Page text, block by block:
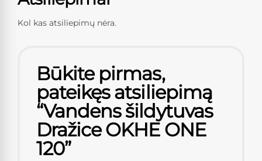
Kol kas atsiliepimų nėra.
Būkite pirmas,
pateikęs atsiliepimą
“Vandens šildytuvas
Dražice OKHE ONE
120”